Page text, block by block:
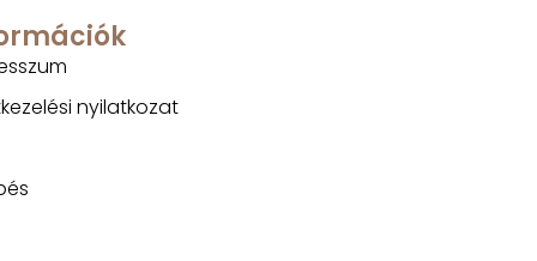
nyilatkozat